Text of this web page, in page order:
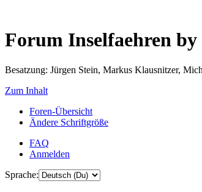
Forum Inselfaehren
Besatzung: Jürgen Stein, Markus Klausnitzer,
Zum Inhalt
Foren-Übersicht
Ändere Schriftgröße
FAQ
Anmelden
Sprache: